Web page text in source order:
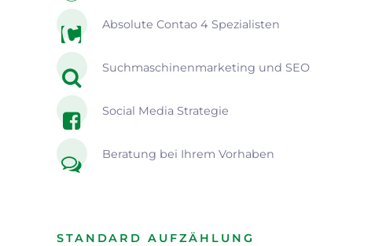
Absolute Contao 4 Spezialisten
Suchmaschinenmarketing und SEO
Social Media Strategie
Beratung bei Ihrem Vorhaben
STANDARD AUFZÄHLUNG